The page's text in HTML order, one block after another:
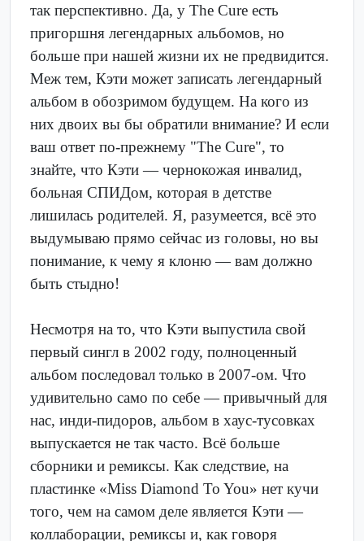
так перспективно. Да, у The Cure есть
пригоршня легендарных альбомов, но
больше при нашей жизни их не предвидится.
Меж тем, Кэти может записать легендарный
альбом в обозримом будущем. На кого из
них двоих вы бы обратили внимание? И если
ваш ответ по-прежнему "The Cure", то
знайте, что Кэти — чернокожая инвалид,
больная СПИДом, которая в детстве
лишилась родителей. Я, разумеется, всё это
выдумываю прямо сейчас из головы, но вы
понимание, к чему я клоню — вам должно
быть стыдно!
Несмотря на то, что Кэти выпустила свой
первый сингл в 2002 году, полноценный
альбом последовал только в 2007-ом. Что
удивительно само по себе — привычный для
нас, инди-пидоров, альбом в хаус-тусовках
выпускается не так часто. Всё больше
сборники и ремиксы. Как следствие, на
пластинке «Miss Diamond To You» нет кучи
того, чем на самом деле является Кэти —
коллаборации, ремиксы и, как говоря